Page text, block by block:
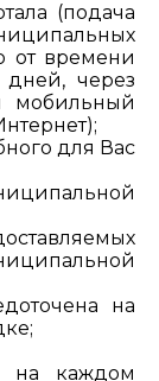
(подача
от времени
через
мобильный
для Вас
на
на каждом